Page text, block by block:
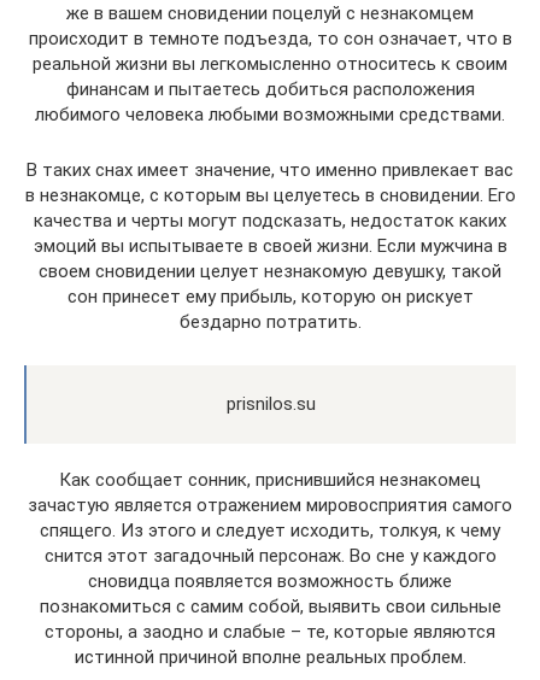
же в вашем сновидении поцелуй с незнакомцем
происходит в темноте подъезда, то сон означает, что в
реальной жизни вы легкомысленно относитесь к своим
финансам и пытаетесь добиться расположения
любимого человека любыми возможными средствами.
В таких снах имеет значение, что именно привлекает вас
в незнакомце, с которым вы целуетесь в сновидении. Его
качества и черты могут подсказать, недостаток каких
эмоций вы испытываете в своей жизни. Если мужчина в
своем сновидении целует незнакомую девушку, такой
сон принесет ему прибыль, которую он рискует
бездарно потратить.
prisnilos.su
Как сообщает сонник, приснившийся незнакомец
зачастую является отражением мировосприятия самого
спящего. Из этого и следует исходить, толкуя, к чему
снится этот загадочный персонаж. Во сне у каждого
сновидца появляется возможность ближе
познакомиться с самим собой, выявить свои сильные
стороны, а заодно и слабые – те, которые являются
истинной причиной вполне реальных проблем.